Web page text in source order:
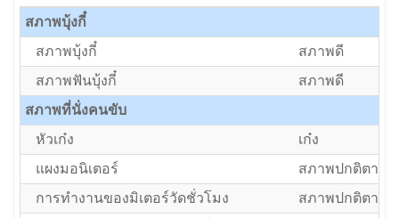
สภาพบุ้งกี๋
สภาพบุ้งกี๋
สภาพดี
สภาพฟันบุ้งกี๋
สภาพดี
สภาพที่นั่งคนขับ
หัวเก๋ง
เก๋ง
แผงมอนิเตอร์
สภาพปกติตาม
การทำงานของมิเตอร์วัดชั่วโมง
สภาพปกติตาม